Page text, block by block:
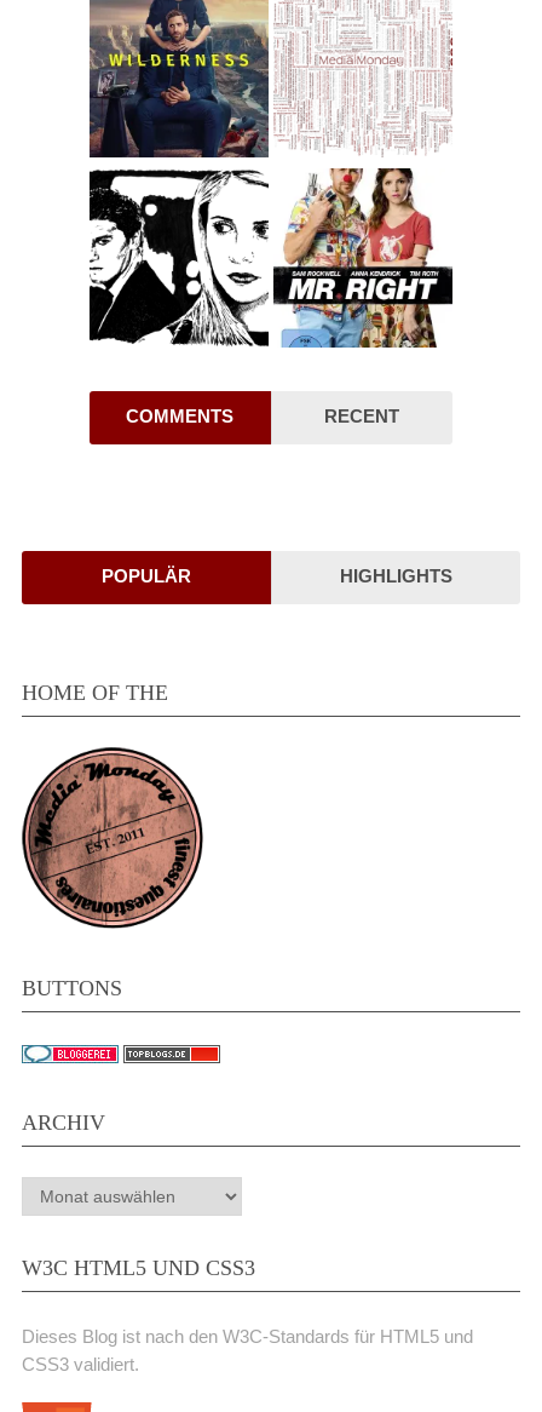
COMMENTS RECENT
POPULÄR HIGHLIGHTS
HOME OF THE
BUTTONS
ARCHIV
Archiv
W3C HTML5 UND CSS3
Dieses Blog ist nach den W3C-Standards für HTML5 und
CSS3 validiert.